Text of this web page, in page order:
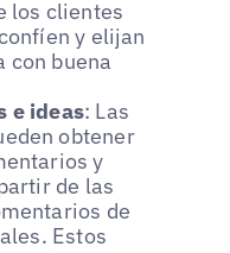
los clientes
y elijan
con buena
e ideas: Las
obtener
y
de las
de
Estos